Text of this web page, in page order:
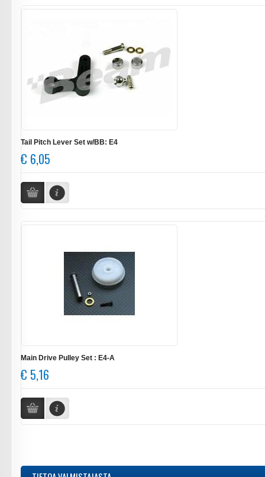
Tail Pitch Lever Set w/BB: E4
€ 6,05
Main Drive Pulley Set : E4-A
€ 5,16